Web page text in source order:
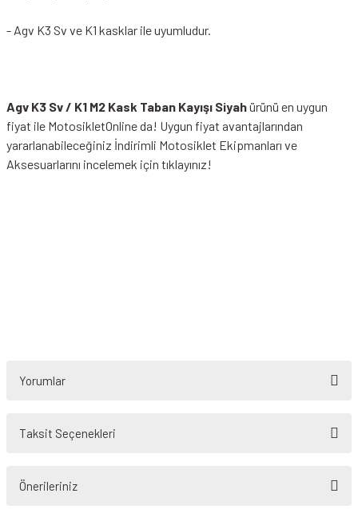
- Agv K3 Sv ve K1 kasklar ile uyumludur.
Agv K3 Sv / K1 M2 Kask Taban Kayışı Siyahürünü en uygun
fiyat ile MotosikletOnline da! Uygun fiyat avantajlarından
yararlanabileceğiniz İndirimli Motosiklet Ekipmanları ve
Aksesuarlarını incelemek için tıklayınız!
Yorumlar
Taksit Seçenekleri
Önerileriniz